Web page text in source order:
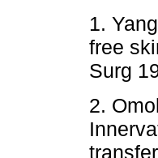
1.
free
Surg
2.